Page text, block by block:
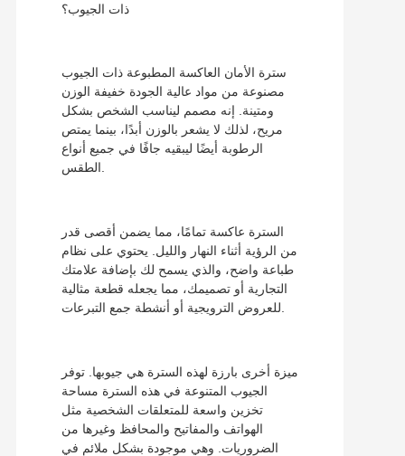
ذات الجيوب؟
سترة الأمان العاكسة المطبوعة ذات الجيوب
مصنوعة من مواد عالية الجودة خفيفة الوزن
ومتينة. إنه مصمم ليناسب الشخص بشكل
مريح، لذلك لا يشعر بالوزن أبدًا، بينما يمتص
الرطوبة أيضًا ليبقيه جافًا في جميع أنواع
الطقس.
السترة عاكسة تمامًا، مما يضمن أقصى قدر
من الرؤية أثناء النهار والليل. يحتوي على نظام
طباعة واضح، والذي يسمح لك بإضافة علامتك
التجارية أو تصميمك، مما يجعله قطعة مثالية
ميزة أخرى بارزة لهذه السترة هي جيوبها. توفر
الجيوب المتنوعة في هذه السترة مساحة
تخزين واسعة للمتعلقات الشخصية مثل
الهواتف والمفاتيح والمحافظ وغيرها من
الضروريات. وهي موجودة بشكل ملائم في